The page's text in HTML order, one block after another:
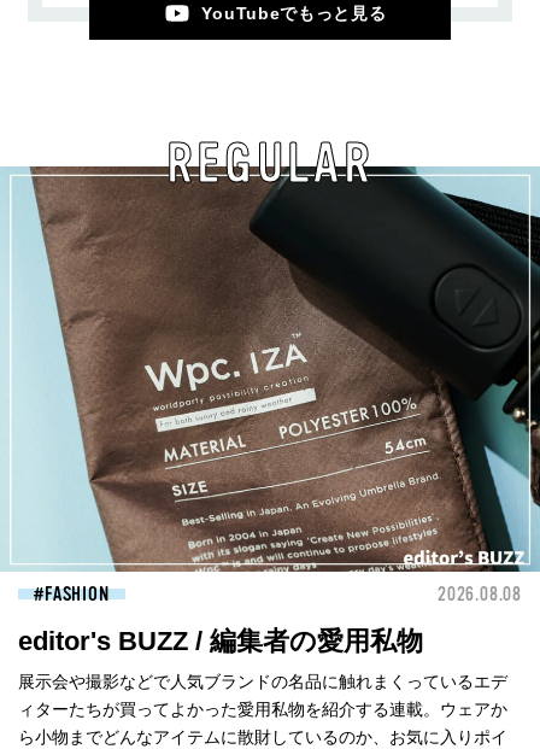
YouTubeでもっと見る
REGULAR
FASHION 2026.08.08
editor's BUZZ / 編集者の愛用私物
展示会や撮影などで人気ブランドの名品に触れまくっているエデ
ィターたちが買ってよかった愛用私物を紹介する連載。ウェアか
ら小物までどんなアイテムに散財しているのか、お気に入りポイ